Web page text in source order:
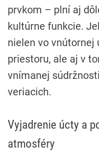
prvkom – plní aj
kultúrne funkcie.
nielen vo vnútornej
priestoru, ale aj v
vnímanej
veriacich.
Vyjadrenie úcty a
atmosféry